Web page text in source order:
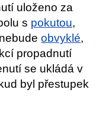
uloženo za
s pokutou,
obvyklé,
propadnutí
se ukládá v
byl přestupek